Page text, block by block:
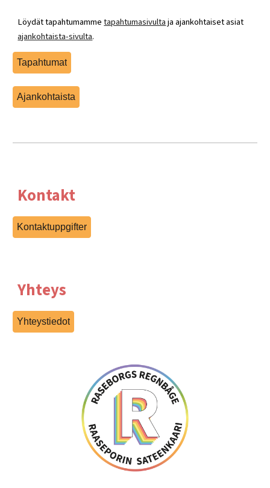
Löydät tapahtumammetapahtumasivultaja ajankohtaiset asiat
ajankohtaista-sivulta.
Tapahtumat
Ajankohtaista
Kontakt
Kontaktuppgifter
Yhteys
Yhteystiedot